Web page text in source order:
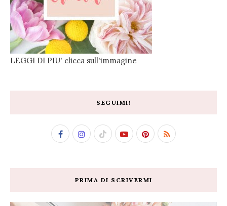
LEGGI DI PIU' clicca sull'immagine
SEGUIMI!
PRIMA DI SCRIVERMI